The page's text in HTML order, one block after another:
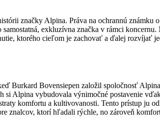
značky Alpina. Práva na ochrannú známku
exkluzívna značka v rámci koncernu.
ktorého cieľom je zachovať a ďalej rozvíjať
Burkard Bovensiepen založil spoločnosť Alpina
si Alpina vybudovala výnimočné postavenie
komfortu a kultivovanosti. Tento prístup ju
znalcov, ktorí hľadali rýchle, no zároveň